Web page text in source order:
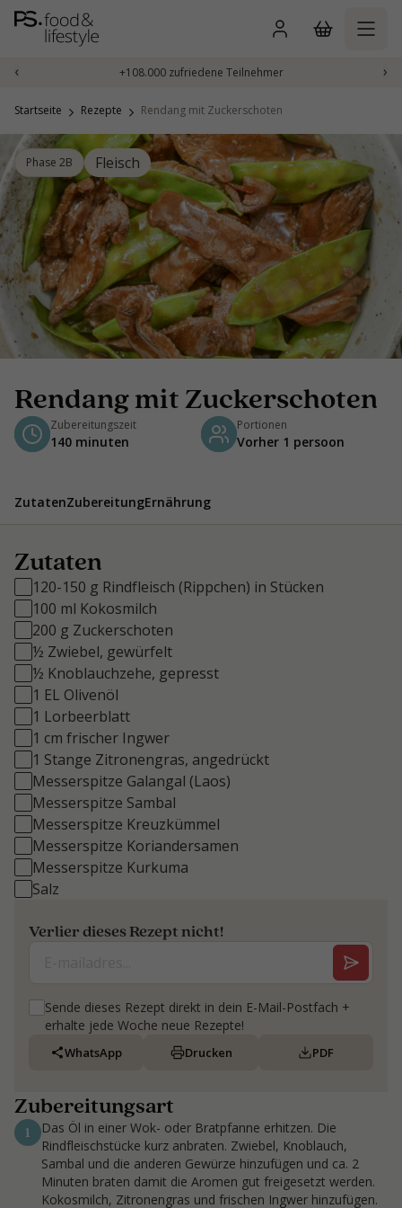
Zum
Inhalt
springen
‹ +108.000 zufriedene Teilnehmer ›
Startseite Rezepte Rendang mit Zuckerschoten
Phase 2B Fleisch
Rendang mit Zuckerschoten
Zubereitungszeit
140 minuten
Portionen
Vorher 1 persoon
ZutatenZubereitungErnährung
Zutaten
120-150 g Rindfleisch (Rippchen) in Stücken
100 ml Kokosmilch
200 g Zuckerschoten
½ Zwiebel, gewürfelt
½ Knoblauchzehe, gepresst
1 EL Olivenöl
1 Lorbeerblatt
1 cm frischer Ingwer
1 Stange Zitronengras, angedrückt
Messerspitze Galangal (Laos)
Messerspitze Sambal
Messerspitze Kreuzkümmel
Messerspitze Koriandersamen
Messerspitze Kurkuma
Salz
Verlier dieses Rezept nicht!
Sende dieses Rezept direkt in dein E-Mail-Postfach +
erhalte jede Woche neue Rezepte!
WhatsApp Drucken PDF
Zubereitungsart
1
Das Öl in einer Wok- oder Bratpfanne erhitzen. Die
Rindfleischstücke kurz anbraten. Zwiebel, Knoblauch,
Sambal und die anderen Gewürze hinzufügen und ca. 2
Minuten braten damit die Aromen gut freigesetzt werden.
Kokosmilch, Zitronengras und frischen Ingwer hinzufügen.